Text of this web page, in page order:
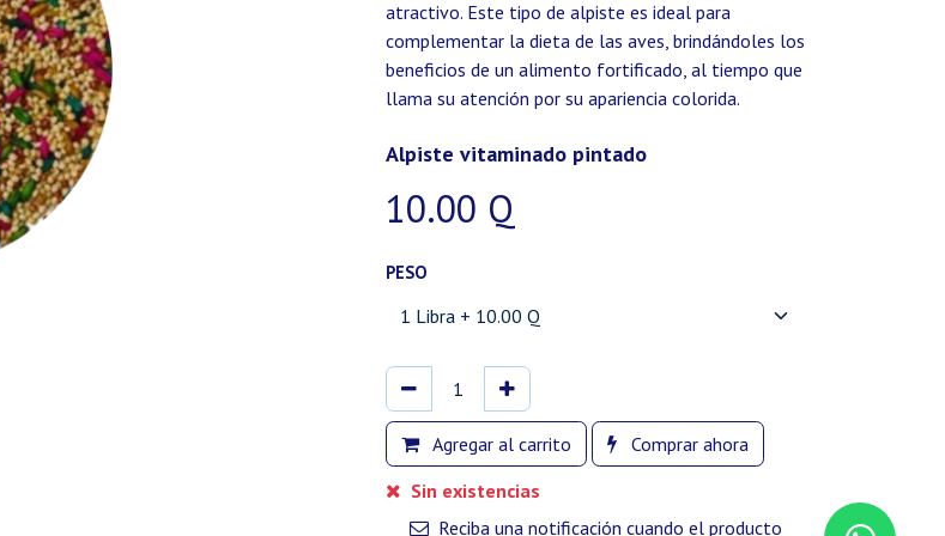
atractivo. Este tipo de alpiste es ideal para
complementar la dieta de las aves, brindándoles los
beneficios de un alimento fortificado, al tiempo que
llama su atención por su apariencia colorida.
Alpiste vitaminado pintado
10.00 Q
PESO
Agregar al carrito
Comprar ahora
Sin existencias
Reciba una notificación cuando el producto